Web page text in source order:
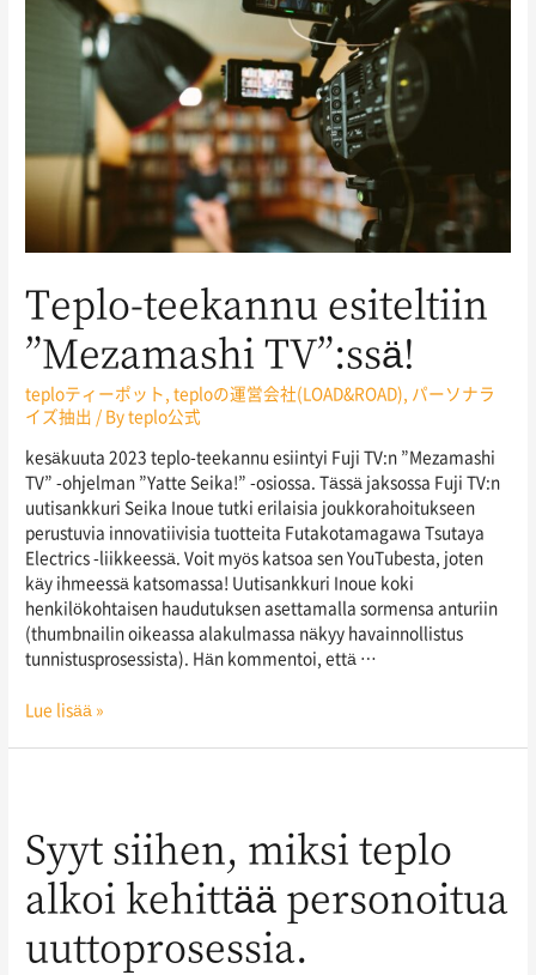
Teplo-teekannu esiteltiin
”Mezamashi TV”:ssä!
teploティーポット ,teploの運営会社(LOAD&ROAD)
パーソナラ
イズ抽出 / Byteplo公式
kesäkuuta 2023 teplo-teekannu esiintyi Fuji TV:n ”Mezamashi
TV” -ohjelman ”Yatte Seika!” -osiossa. Tässä jaksossa Fuji TV:n
uutisankkuri Seika Inoue tutki erilaisia joukkorahoitukseen
perustuvia innovatiivisia tuotteita Futakotamagawa Tsutaya
Electrics -liikkeessä. Voit myös katsoa sen YouTubesta, joten
käy ihmeessä katsomassa! Uutisankkuri Inoue koki
henkilökohtaisen haudutuksen asettamalla sormensa anturiin
(thumbnailin oikeassa alakulmassa näkyy havainnollistus
tunnistusprosessista). Hän kommentoi, että …
Lue lisää »
Syyt siihen, miksi teplo
alkoi kehittää personoitua
uuttoprosessia.